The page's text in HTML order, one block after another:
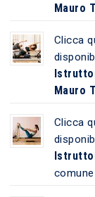
Mauro
Clicca
Mauro
Clicca